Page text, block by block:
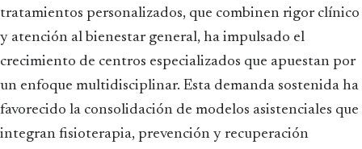
tratamientos personalizados, que combinen rigor clínico
y atención al bienestar general, ha impulsado el
crecimiento de centros especializados que apuestan por
un enfoque multidisciplinar. Esta demanda sostenida ha
favorecido la consolidación de modelos asistenciales que
integran fisioterapia, prevención y recuperación